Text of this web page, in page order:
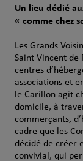
Un lieu dédié
« comme chez
Les Grands
Saint Vincent de
centres
associations et
le Carillon agit
domicile, à
commerçants,
cadre que les
décidé de créer
convivial, qui